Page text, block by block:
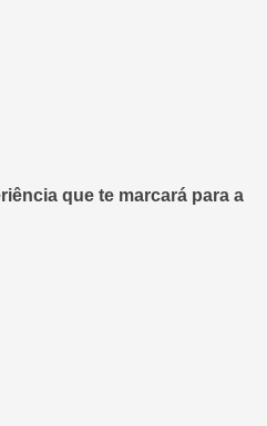
que te marcará para a